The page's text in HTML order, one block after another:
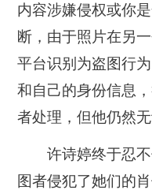
内容涉嫌侵权或你
断，由于照片在另
平台识别为盗图行
和自己的身份信息
者处理，但他仍然无
许诗婷终于忍
图者侵犯了她们的